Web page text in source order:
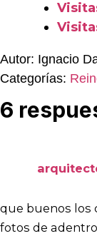
Autor: Ignacio
Categorías:
6
que buenos los
fotos de